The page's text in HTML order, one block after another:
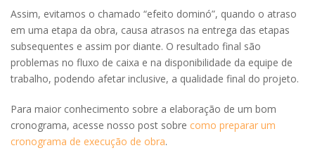
Assim, evitamos o chamado “efeito dominó”, quando o atraso
em uma etapa da obra, causa atrasos na entrega das etapas
subsequentes e assim por diante. O resultado final são
problemas no fluxo de caixa e na disponibilidade da equipe de
trabalho, podendo afetar inclusive, a qualidade final do projeto.
Para maior conhecimento sobre a elaboração de um bom
cronograma, acesse nosso post sobre como preparar um
cronograma de execução de obra.